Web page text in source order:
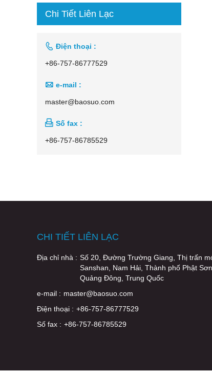
Chi Tiết Liên Lạc
 Điện thoại :
+86-757-86777529
 e-mail :
master@baosuo.com
 Số fax :
+86-757-86785529
CHI TIẾT LIÊN LẠC
Địa chỉ nhà : Số 20, Đường Trường Giang, Thị trấn
Sanshan, Nam Hải, Thành phố Phật
Quảng Đông, Trung Quốc
e-mail : master@baosuo.com
Điện thoại : +86-757-86777529
Số fax : +86-757-86785529